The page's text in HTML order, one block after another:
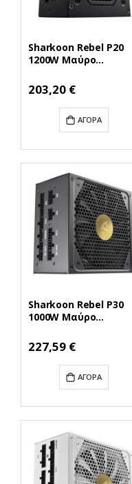
Sharkoon Rebel P20
1200W Μαύρο
Υπολογιστή Full
Modular (P201200)
(SHRP201200)
Ειδική
Τιμή
203,20 €
ΑΓΟΡΆ
Sharkoon Rebel P30
1000W Μαύρο
Υπολογιστή Full
Modular 80 Plus Gold
(REBELP30G1000BK)
(SHRREBELP30G1000BK
Ειδική
Τιμή
227,59 €
ΑΓΟΡΆ